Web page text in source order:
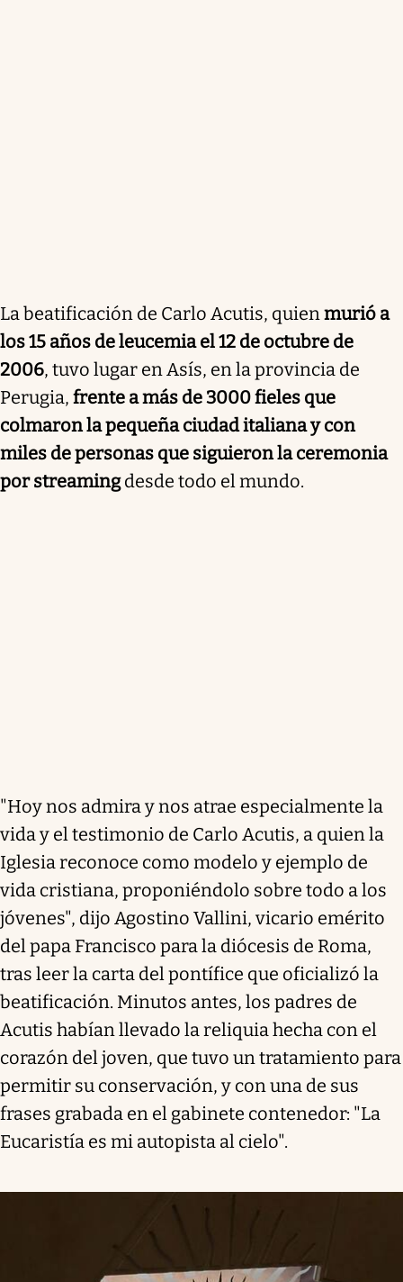
La beatificación de Carlo Acutis, quienmurió a
los 15 años de leucemia el 12 de octubre de
2006, tuvo lugar en Asís, en la provincia de
Perugia, frente a más de 3000 fieles que
colmaron la pequeña ciudad italiana y con
miles de personas que siguieron la ceremonia
por streamingdesde todo el mundo.
"Hoy nos admira y nos atrae especialmente la
vida y el testimonio de Carlo Acutis, a quien la
Iglesia reconoce como modelo y ejemplo de
vida cristiana, proponiéndolo sobre todo a los
jóvenes", dijo Agostino Vallini, vicario emérito
del papa Francisco para la diócesis de Roma,
tras leer la carta del pontífice que oficializó la
beatificación. Minutos antes, los padres de
Acutis habían llevado la reliquia hecha con el
corazón del joven, que tuvo un tratamiento para
permitir su conservación, y con una de sus
frases grabada en el gabinete contenedor: "La
Eucaristía es mi autopista al cielo".